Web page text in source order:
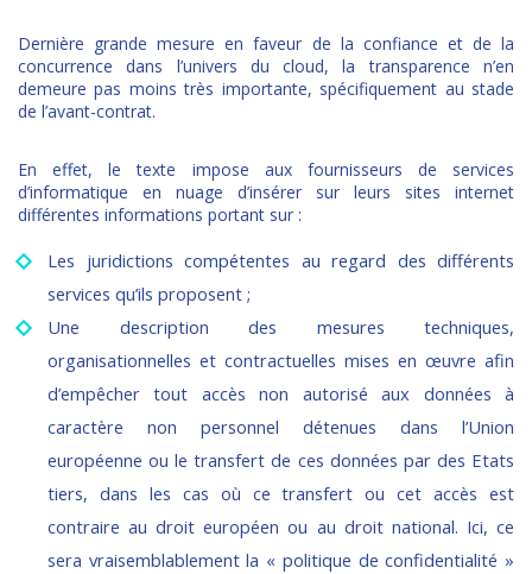
Dernière grande mesure en faveur de la confiance et de la
concurrence dans l’univers du cloud, la transparence n’en
demeure pas moins très importante, spécifiquement au stade
de l’avant-contrat.
En effet, le texte impose aux fournisseurs de services
d’informatique en nuage d’insérer sur leurs sites internet
différentes informations portant sur :
Les juridictions compétentes au regard des différents
services qu’ils proposent ;
Une description des mesures techniques,
organisationnelles et contractuelles mises en œuvre afin
d’empêcher tout accès non autorisé aux données à
caractère non personnel détenues dans l’Union
européenne ou le transfert de ces données par des Etats
tiers, dans les cas où ce transfert ou cet accès est
contraire au droit européen ou au droit national. Ici, ce
sera vraisemblablement la « politique de confidentialité »